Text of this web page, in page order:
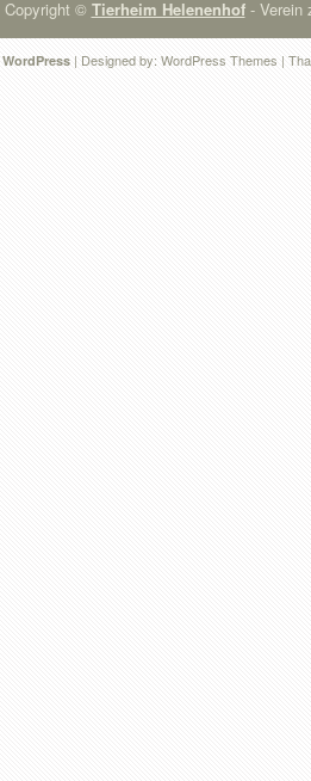
Copyright © Tierheim Helenenhof- Verein
WordPress | Designed by: WordPress Themes |